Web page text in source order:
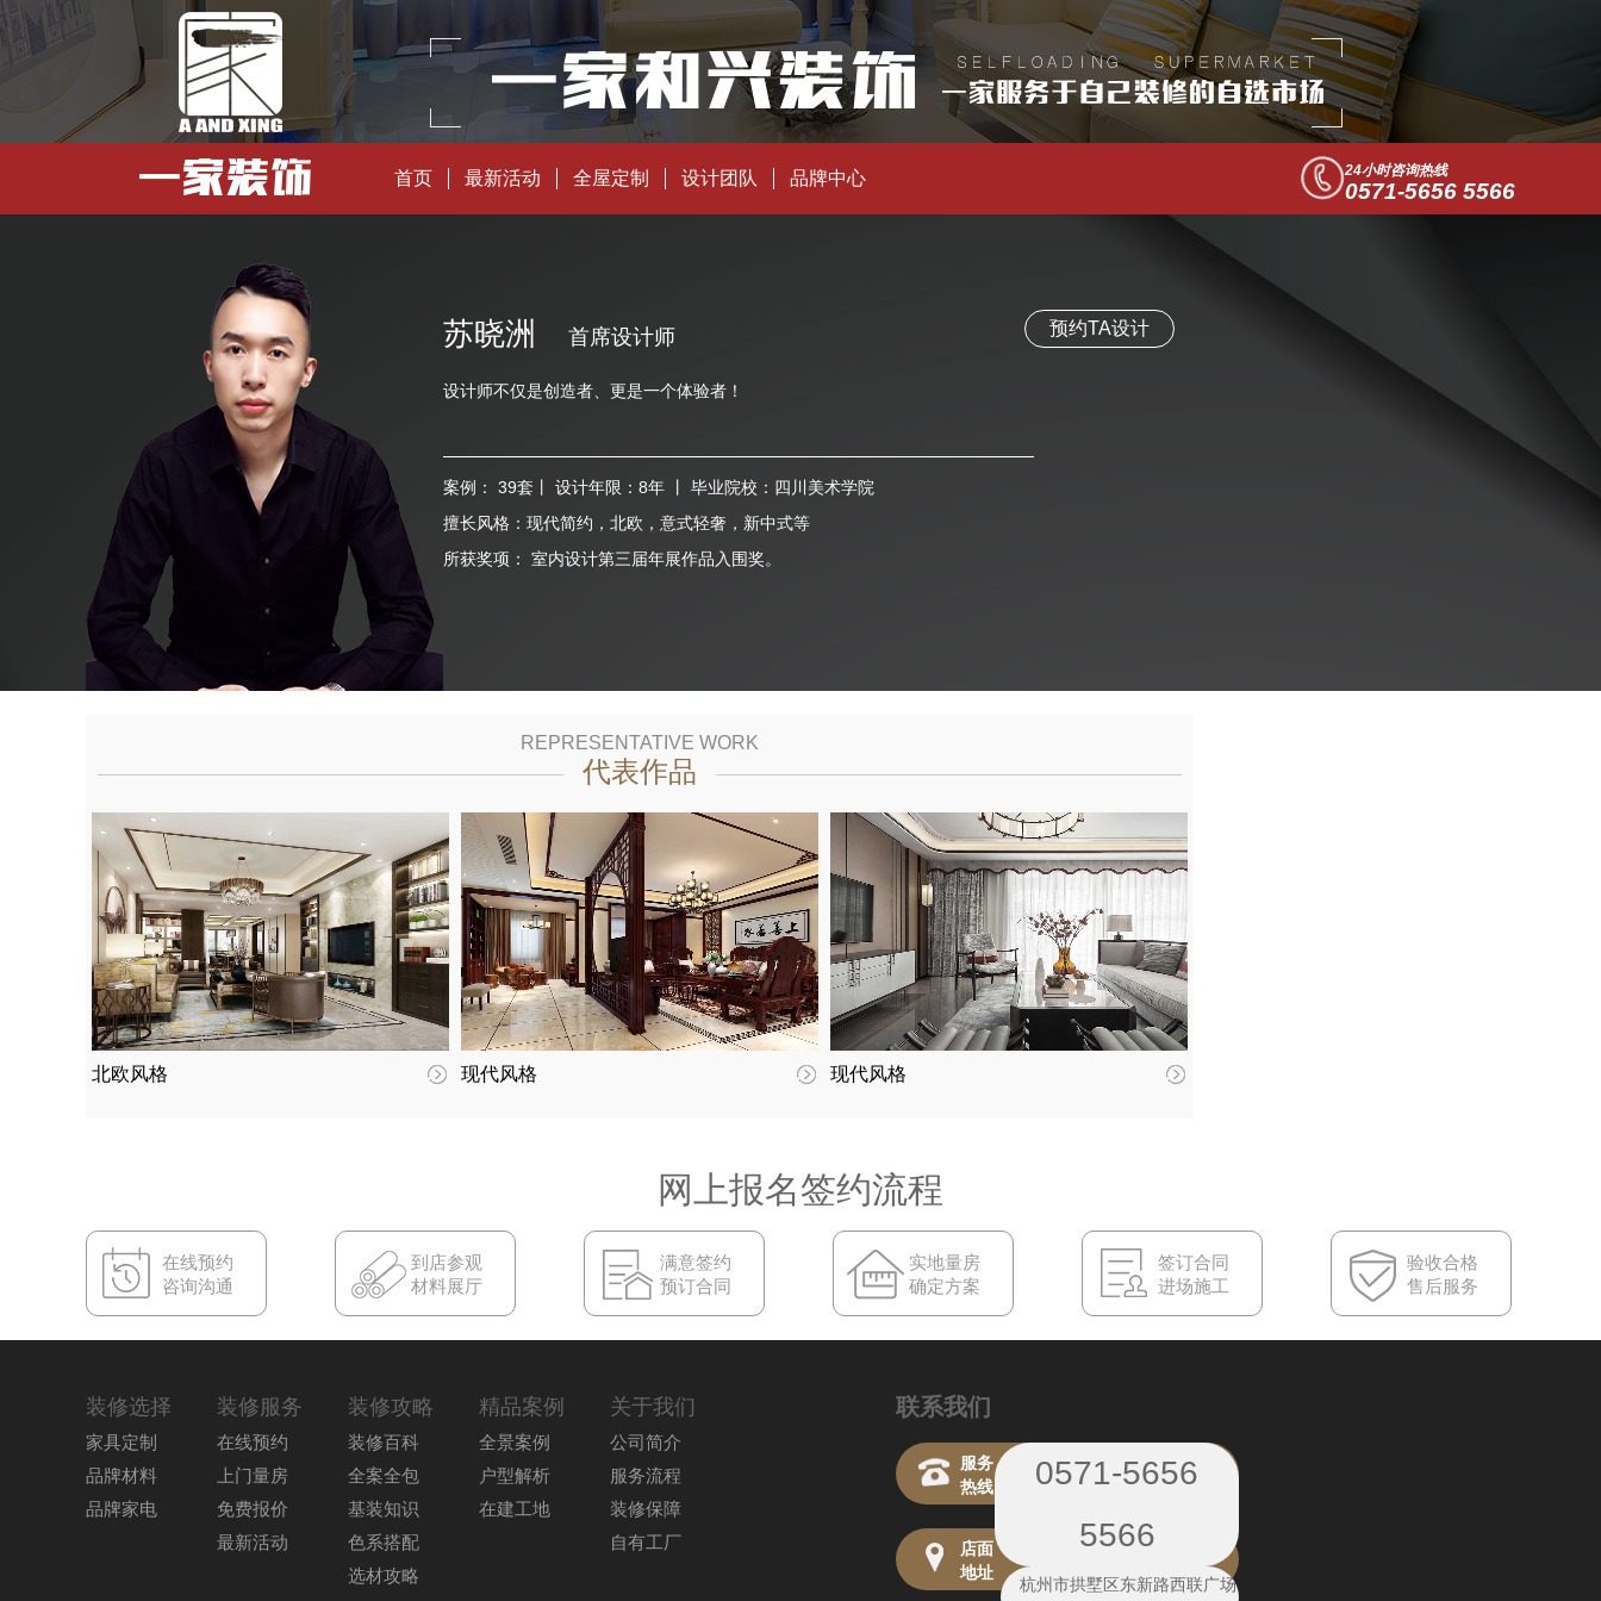
首页 最新活动 全屋定制 设计团队 品牌中心 24小时咨询热线
0571-5656 5566
苏晓洲 首席设计师 预约TA设计
设计师不仅是创造者、更是一个体验者！
案例： 39套 丨 设计年限： 8年 丨 毕业院校： 四川美术学院
擅长风格： 现代简约，北欧，意式轻奢，新中式等
所获奖项：
室内设计第三届年展作品入围奖。
REPRESENTATIVE WORK
代表作品
北欧风格 现代风格 现代风格
网上报名签约流程
在线预约
咨询沟通
到店参观
材料展厅
满意签约
预订合同
实地量房
确定方案
签订合同
进场施工
验收合格
售后服务
装修选择
家具定制
品牌材料
品牌家电
装修服务
在线预约
上门量房
免费报价
最新活动
装修攻略
装修百科
全案全包
基装知识
色系搭配
选材攻略
精品案例
全景案例
户型解析
在建工地
关于我们
公司简介
服务流程
装修保障
自有工厂
联系我们
服务
热线
0571-5656
5566
店面
地址
杭州市拱墅区东新路西联广场